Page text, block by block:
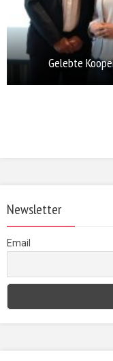
Gelebte
Newsletter
Email